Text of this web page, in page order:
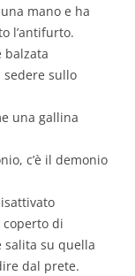
mano e ha
l’antifurto.
balzata
sedere sullo
una gallina
c’è il demonio
coperto di
su quella
dal prete.